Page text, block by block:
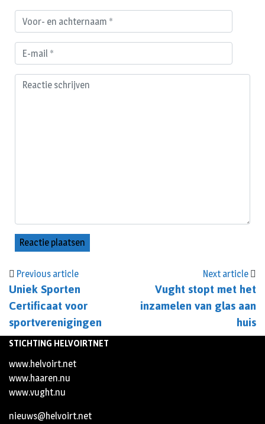
Previous article
Uniek Sporten
Certificaat voor
sportverenigingen
Next article
Vught stopt met het
inzamelen van glas aan
huis
STICHTING HELVOIRTNET
www.helvoirt.net
www.haaren.nu
www.vught.nu
nieuws@helvoirt.net